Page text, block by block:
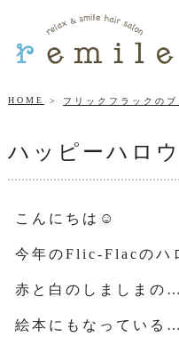
HOME フリックフラックのブ
ハッピーハロ
こんにちは☺
今年のFlic-Flacのハ
赤と白のしましまの
絵本にもなっている